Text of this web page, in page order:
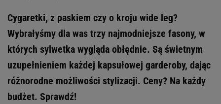
Cygaretki, z paskiem czy o kroju wide leg?
Wybrałyśmy dla was trzy najmodniejsze fasony, w
których sylwetka wygląda obłędnie. Są świetnym
uzupełnieniem każdej kapsułowej garderoby, dając
różnorodne możliwości stylizacji. Ceny? Na każdy
budżet. Sprawdź!